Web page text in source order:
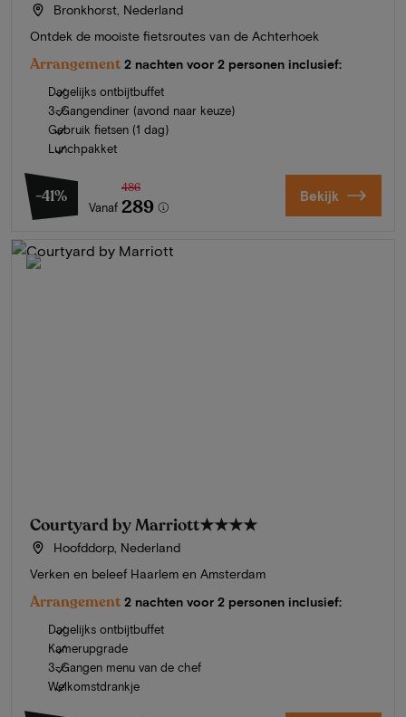
Bronkhorst, Nederland
Ontdek de mooiste fietsroutes van de Achterhoek
Arrangement 2 nachten voor 2 personen inclusief:
Dagelijks ontbijtbuffet
3-Gangendiner (avond naar keuze)
Gebruik fietsen (1 dag)
Lunchpakket
-41%
Vanaf
486
289 Bekijk
Courtyard by Marriott★★★★
Hoofddorp, Nederland
Verken en beleef Haarlem en Amsterdam
Arrangement 2 nachten voor 2 personen inclusief:
Dagelijks ontbijtbuffet
Kamerupgrade
3-Gangen menu van de chef
Welkomstdrankje